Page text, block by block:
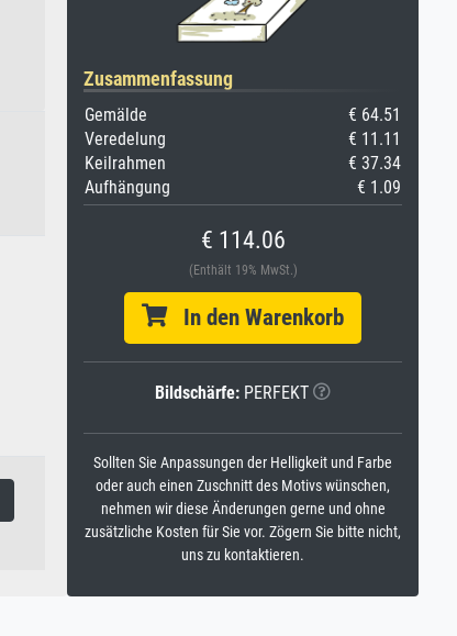
Zusammenfassung
Gemälde
€ 64.51
Veredelung
€ 11.11
Keilrahmen
€ 37.34
Aufhängung
€ 1.09
€ 114.06
(Enthält 19% MwSt.)
In den Warenkorb
Bildschärfe: PERFEKT
Sollten Sie Anpassungen der Helligkeit und Farbe
oder auch einen Zuschnitt des Motivs wünschen,
nehmen wir diese Änderungen gerne und ohne
zusätzliche Kosten für Sie vor. Zögern Sie bitte nicht,
uns zu kontaktieren.